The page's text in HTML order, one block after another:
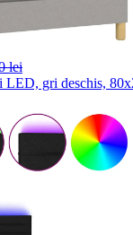
lei
LED, gri deschis,